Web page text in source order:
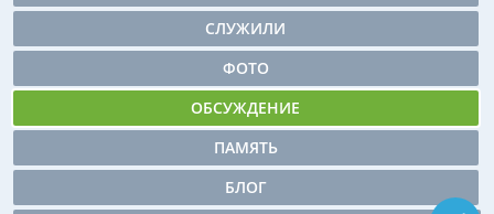
СЛУЖИЛИ
ФОТО
ОБСУЖДЕНИЕ
ПАМЯТЬ
БЛОГ